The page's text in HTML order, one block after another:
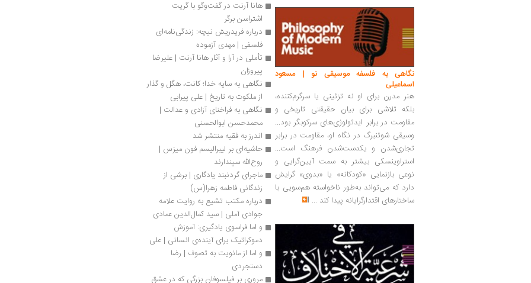
نگاهی به فلسفه موسیقی نو | مسعود
اسماعیلی
هنر مدرن برای او نه تزئینی یا سرگرم‌کننده،
بلکه تلاشی برای بیان حقیقتی تاریخی و
مقاومت در برابر ایدئولوژی‌های سرکوبگر بود...
وسیقی شوئنبرگ در نگاه او، مقاومت در برابر
تجاری‌شدن و یکدست‌شدن فرهنگ است...
استراوینسکی بیشتر به سمت آیین‌گرایی و
نوعی بازنمایی «کودکانه» یا «بدوی» گرایش
دارد که می‌تواند به‌طور ناخواسته هم‌سویی با
ساختارهای اقتدارگرایانه پیدا کند ...
اشتراسن برگر
فلسفی | مهدی آزموده
پیروزان
از ملکوت به تاریخ | علی پیرابی
محمدحسن ابوالحسنی
اندرز به فقیه منتشر شد
روح‌الله سپندارند
زندگانی فاطمه زهرا(س)
جوادی آملی | سید کمال‌الدین عمادی
پیرابی
دستجردی